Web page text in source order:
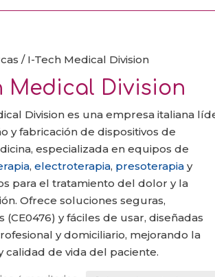
/ I-Tech Medical Division
Medical Division
Division es una empresa italiana
y fabricación de dispositivos de
especializada en equipos de
, electroterapia, presoterapia y
para el tratamiento del dolor y la
Ofrece soluciones seguras,
(CE0476) y fáciles de usar, diseñadas
y domiciliario, mejorando la
calidad de vida del paciente.